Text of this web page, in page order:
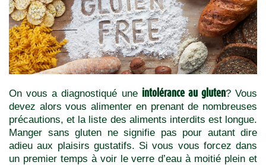
On vous a diagnostiqué une intolérance au gluten? Vous
devez alors vous alimenter en prenant de nombreuses
précautions, et la liste des aliments interdits est longue.
Manger sans gluten ne signifie pas pour autant dire
adieu aux plaisirs gustatifs. Si vous vous forcez dans
un premier temps à voir le verre d’eau à moitié plein et